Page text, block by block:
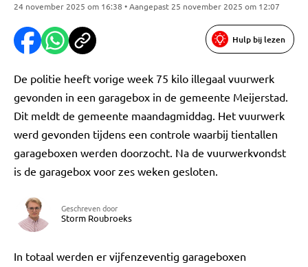
24 november 2025 om 16:38 • Aangepast 25 november 2025 om 12:07
Hulp bij lezen
De politie heeft vorige week 75 kilo illegaal vuurwerk
gevonden in een garagebox in de gemeente Meijerstad.
Dit meldt de gemeente maandagmiddag. Het vuurwerk
werd gevonden tijdens een controle waarbij tientallen
garageboxen werden doorzocht. Na de vuurwerkvondst
is de garagebox voor zes weken gesloten.
Geschreven door
Storm Roubroeks
In totaal werden er vijfenzeventig garageboxen